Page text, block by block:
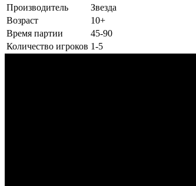
Производитель
Звезда
Возраст
10+
Время партии
45-90
Количество игроков 1-5